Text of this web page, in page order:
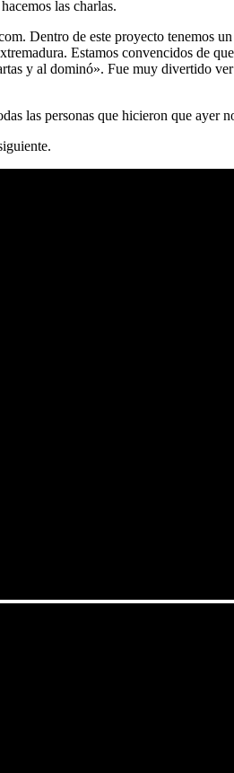
las charlas.
Dentro de este proyecto tenemos
Estamos convencidos de
y al dominó». Fue muy divertido
las personas que hicieron que ayer